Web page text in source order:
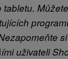
tabletu.
uživateli